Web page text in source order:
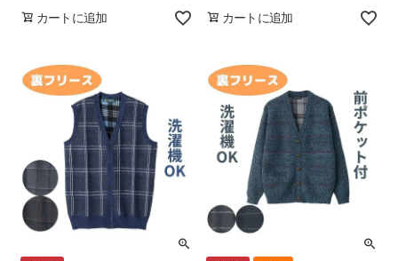
カートに追加 カートに追加